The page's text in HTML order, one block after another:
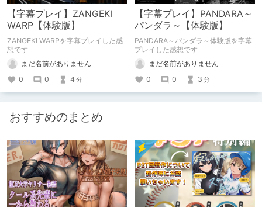
【字幕プレイ】ZANGEKI
WARP【体験版】
ZANGEKI WARPを字幕プレイした感
想です
まだ名前がありません
0
0 4 分
【字幕プレイ】PANDARA～
パンダラ～【体験版】
PANDARA～パンダラ～体験版を字幕
プレイした感想です
まだ名前がありません
0
0 3 分
おすすめのまとめ